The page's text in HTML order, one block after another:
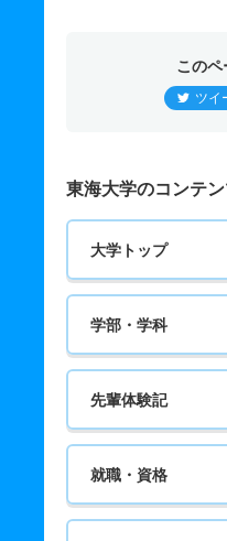
このペ
ツイ
東海大学のコンテ
大学トップ
学部・学科
先輩体験記
就職・資格